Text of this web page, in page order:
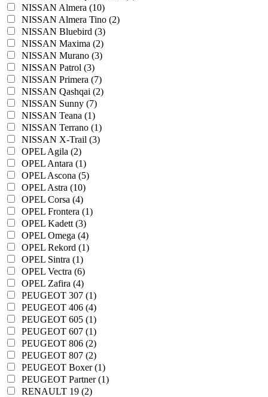
NISSAN Almera (10)
NISSAN Almera Tino (2)
NISSAN Bluebird (3)
NISSAN Maxima (2)
NISSAN Murano (3)
NISSAN Patrol (3)
NISSAN Primera (7)
NISSAN Qashqai (2)
NISSAN Sunny (7)
NISSAN Teana (1)
NISSAN Terrano (1)
NISSAN X-Trail (3)
OPEL Agila (2)
OPEL Antara (1)
OPEL Ascona (5)
OPEL Astra (10)
OPEL Corsa (4)
OPEL Frontera (1)
OPEL Kadett (3)
OPEL Omega (4)
OPEL Rekord (1)
OPEL Sintra (1)
OPEL Vectra (6)
OPEL Zafira (4)
PEUGEOT 307 (1)
PEUGEOT 406 (4)
PEUGEOT 605 (1)
PEUGEOT 607 (1)
PEUGEOT 806 (2)
PEUGEOT 807 (2)
PEUGEOT Boxer (1)
PEUGEOT Partner (1)
RENAULT 19 (2)